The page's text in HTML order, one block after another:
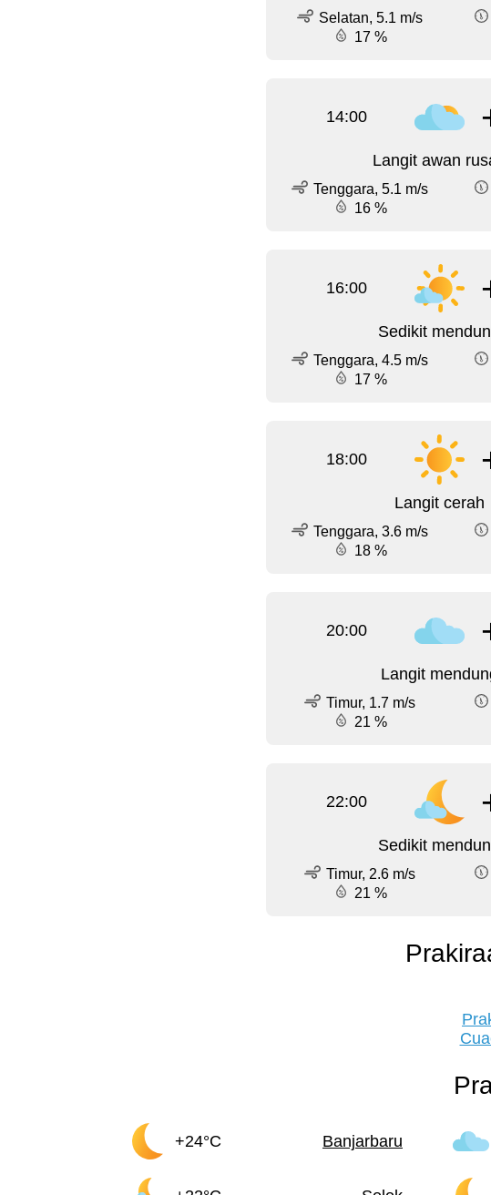
Selatan, 5.1 m/s
17 %
14:00
Langit awan
Tenggara, 5.1 m/s
16 %
16:00
Sedikit
Tenggara, 4.5 m/s
17 %
18:00
Langit cerah
Tenggara, 3.6 m/s
18 %
20:00
Langit
Timur, 1.7 m/s
21 %
22:00
Sedikit
Timur, 2.6 m/s
21 %
+24°C Banjarbaru